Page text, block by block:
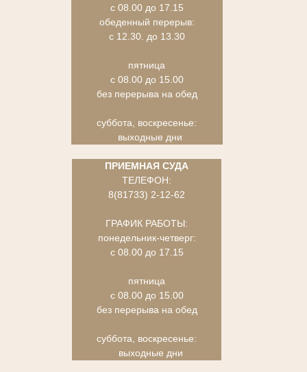
с 08.00 до 17.15
обеденный перерыв:
с 12.30. до 13.30
пятница
с 08.00 до 15.00
без перерыва на обед
суббота, воскресенье:
выходные дни
ПРИЕМНАЯ СУДА
ТЕЛЕФОН:
8(81733) 2-12-62
ГРАФИК РАБОТЫ:
понедельник-четверг:
с 08.00 до 17.15
пятница
с 08.00 до 15.00
без перерыва на обед
суббота, воскресенье:
выходные дни